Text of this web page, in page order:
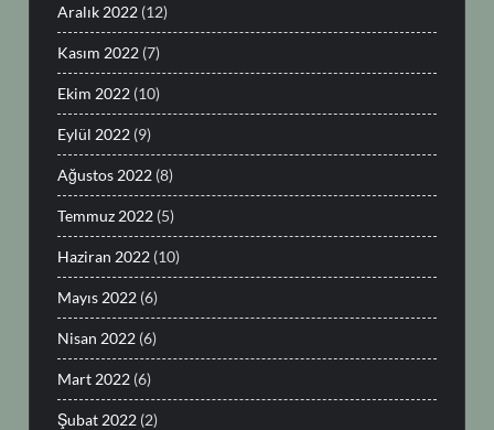
Aralık 2022 (12)
Kasım 2022 (7)
Ekim 2022 (10)
Eylül 2022 (9)
Ağustos 2022 (8)
Temmuz 2022 (5)
Haziran 2022 (10)
Mayıs 2022 (6)
Nisan 2022 (6)
Mart 2022 (6)
Şubat 2022 (2)